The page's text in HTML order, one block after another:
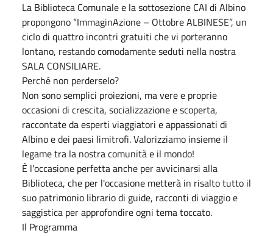
La Biblioteca Comunale e la sottosezione CAI di Albino
propongono “ImmaginAzione – Ottobre ALBINESE”, un
ciclo di quattro incontri gratuiti che vi porteranno
lontano, restando comodamente seduti nella nostra
SALA CONSILIARE.
Perché non perderselo?
Non sono semplici proiezioni, ma vere e proprie
occasioni di crescita, socializzazione e scoperta,
raccontate da esperti viaggiatori e appassionati di
Albino e dei paesi limitrofi. Valorizziamo insieme il
legame tra la nostra comunità e il mondo!
È l'occasione perfetta anche per avvicinarsi alla
Biblioteca, che per l'occasione metterà in risalto tutto il
suo patrimonio librario di guide, racconti di viaggio e
saggistica per approfondire ogni tema toccato.
Il Programma